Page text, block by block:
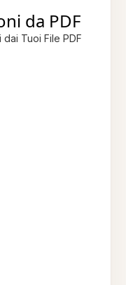
da PDF
Tuoi File PDF